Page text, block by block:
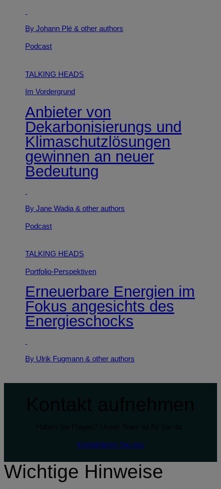
By Johann Plé& other authors
Podcast
TALKING HEADS
Im Vordergrund
Anbieter von
Dekarbonisierungs und
Klimaschutzlösungen
gewinnen an neuer
Bedeutung
By Jane Wadia& other authors
Podcast
TALKING HEADS
Portfolio-Perspektiven
Erneuerbare Energien im
Fokus angesichts des
Energieschocks
By Ulrik Fugmann& other authors
Kontaktieren Sie uns
Wichtige Hinweise